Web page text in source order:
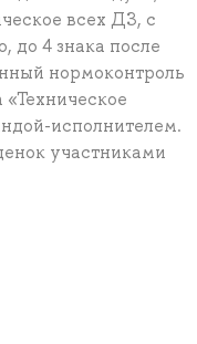
всех ДЗ, с
до 4 знака после
нормоконтроль
исполнителем.
участниками